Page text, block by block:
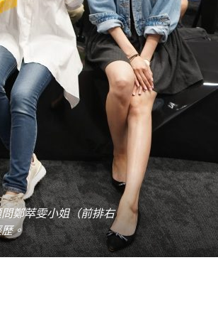
鄭萃雯小姐（前排右
。